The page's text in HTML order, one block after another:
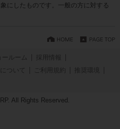
にしたものです。一般の方に対する
ールーム
採用情報
ついて ご利用規約
推奨環境
All Rights Reserved.